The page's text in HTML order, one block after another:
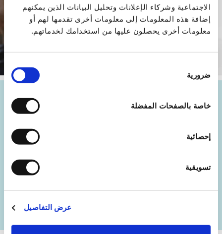
الاجتماعية وشركاء الإعلانات وتحليل البيانات الذين يمكنهم
إضافة هذه المعلومات إلى معلومات أخرى تقدمها لهم أو
معلومات أخرى يحصلون عليها من استخدامك لخدماتهم.
الموافقة
ضرورية
خاصة بالصفحات المفضلة
إحصائية
تسويقية
عرض التفاصيل
لمن تُناسب تقنية TTRT؟
● تُناسب تقنية TTRT أشخاصًا من جميع الأعمار (بما في
ذلك الأطفال) ما دامت هناك قدرة على التواصل وموافقة
● لا يُنصَح بها لمن لديهم اضطرابات نفسية/ذهنيه (مثل